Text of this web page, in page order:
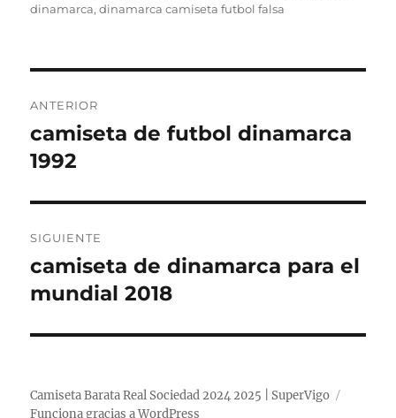
dinamarca,dinamarca camiseta futbol falsa
de
entradas
ANTERIOR
Entrada
anterior:
camiseta de futbol dinamarca
1992
SIGUIENTE
Entrada
siguiente:
camiseta de dinamarca para el
mundial 2018
Camiseta Barata Real Sociedad 2024 2025 | SuperVigo
Funciona gracias a WordPress